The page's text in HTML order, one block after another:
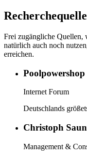
Frei zugängliche Quellen,
natürlich auch noch
erreichen.
Internet Forum
Deutschlands
Christoph
Management &